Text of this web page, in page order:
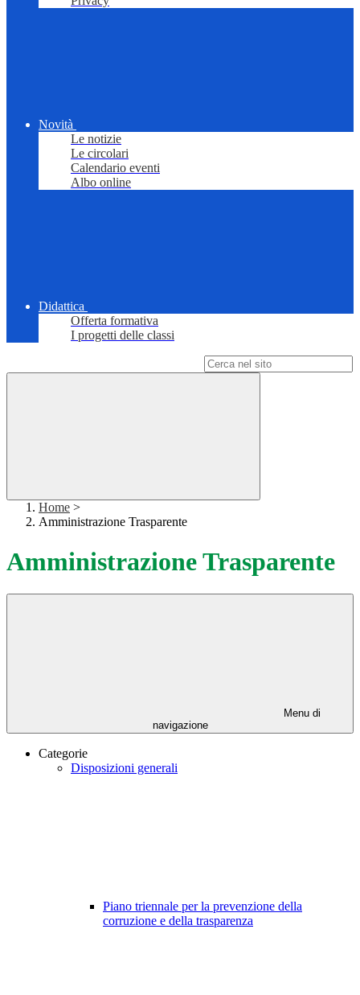
Novità
Le notizie
Le circolari
Calendario eventi
Albo online
Didattica
Offerta formativa
I progetti delle classi
Home >
Amministrazione Trasparente
Amministrazione Trasparente
Menu di
navigazione
Categorie
Disposizioni generali
Piano triennale per la prevenzione della
corruzione e della trasparenza